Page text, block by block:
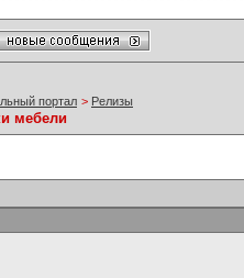
портал > Релизы
мебели